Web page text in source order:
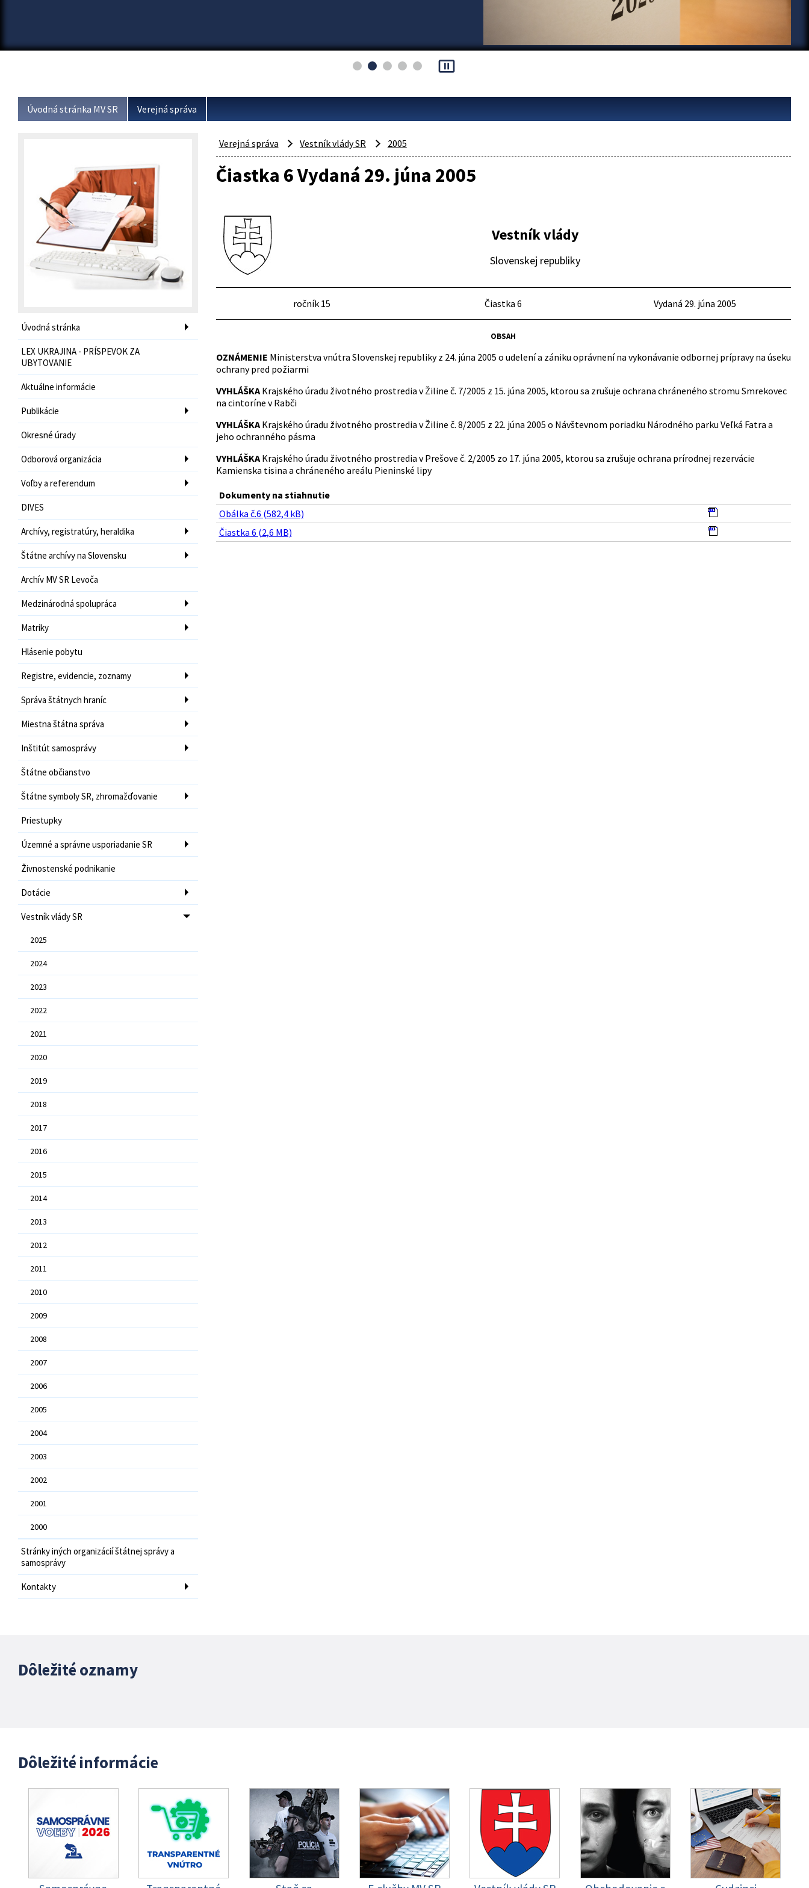
pause_presentation
Úvodná stránka MV SR Verejná správa
Úvodná stránka
LEX UKRAJINA - PRÍSPEVOK ZA
UBYTOVANIE
Aktuálne informácie
Publikácie
Okresné úrady
Odborová organizácia
Voľby a referendum
DIVES
Archívy, registratúry, heraldika
Štátne archívy na Slovensku
Archív MV SR Levoča
Medzinárodná spolupráca
Matriky
Hlásenie pobytu
Registre, evidencie, zoznamy
Správa štátnych hraníc
Miestna štátna správa
Inštitút samosprávy
Štátne občianstvo
Štátne symboly SR, zhromažďovanie
Priestupky
Územné a správne usporiadanie SR
Živnostenské podnikanie
Dotácie
Vestník vlády SR
2025
2024
2023
2022
2021
2020
2019
2018
2017
2016
2015
2014
2013
2012
2011
2010
2009
2008
2007
2006
2005
2004
2003
2002
2001
2000
Stránky iných organizácií štátnej správy a
samosprávy
Kontakty
Verejná správa Vestník vlády SR 2005
Čiastka 6 Vydaná 29. júna 2005
Vestník vlády
Slovenskej republiky
ročník 15 Čiastka 6 Vydaná 29. júna 2005
OBSAH
OZNÁMENIE Ministerstva vnútra Slovenskej republiky z 24. júna 2005 o udelení a zániku oprávnení na vykonávanie odbornej prípravy na úseku
ochrany pred požiarmi
VYHLÁŠKAKrajského úradu životného prostredia v Žiline č. 7/2005 z 15. júna 2005, ktorou sa zrušuje ochrana chráneného stromu Smrekovec
na cintoríne v Rabči
VYHLÁŠKAKrajského úradu životného prostredia v Žiline č. 8/2005 z 22. júna 2005 o Návštevnom poriadku Národného parku Veľká Fatra a
jeho ochranného pásma
VYHLÁŠKAKrajského úradu životného prostredia v Prešove č. 2/2005 zo 17. júna 2005, ktorou sa zrušuje ochrana prírodnej rezervácie
Kamienska tisina a chráneného areálu Pieninské lipy
Dokumenty na stiahnutie
Obálka č.6 (582,4 kB)
Čiastka 6 (2,6 MB)
Dôležité oznamy
Dôležité informácie